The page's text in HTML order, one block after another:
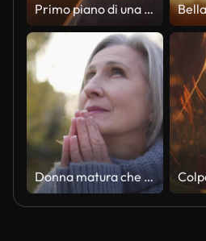
Primo piano di una Bibbia nelle mani di una donna al tramonto. Cristianesimo
Donna matura che aspetta il segno dall'alto, tenendosi per mano in preghiera, sognando